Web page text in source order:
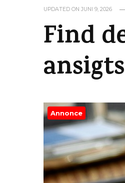
UPDATED ON JUNI 9, 2026
Find
Annonce